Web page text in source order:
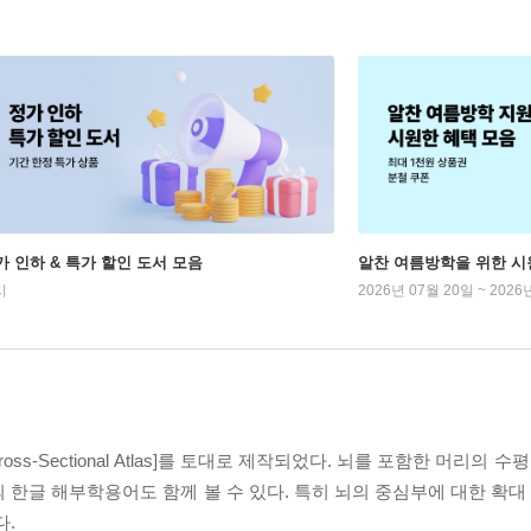
인하 & 특가 할인 도서 모음 알찬 여름방학을 위한 시
2026년 07월 20일 ~ 2026
Sectional Atlas]를 토대로 제작되었다. 뇌를 포함한 머리의 수
글 해부학용어도 함께 볼 수 있다. 특히 뇌의 중심부에 대한 확
.